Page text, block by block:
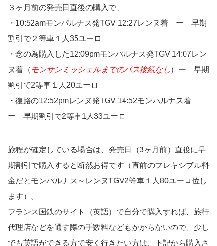
３ヶ月前の発売日直後の購入で、
・10:52amモンパルナス発TGV 12:27レンヌ着 ー 早期
割引で２等車１人35ユーロ
・念の為購入した12:09pmモンパルナス発TGV 14:07レン
ヌ着（ モンサンミッシェルまでのバス接続なし ）ー 早期
割引で2等車１人20ユーロ
・復路の12:52pmレンヌ発TGV 14:52モンパルナス着
ー 早期割引で2等車1人33ユーロ
旅程が確定している場合は、発売日（3ヶ月前）直後に早
期割引で購入すると断然お得です（直前のフレキシブル料
金だとモンパルナス～レンヌTGV2等車１人80ユーロ位し
ます）。
フランス国鉄のサイト（英語）で自分で購入すれば、旅行
代理店などを通す際の手数料などもかからないので、少し
でも英語ができる方で安く行きたい方は、下記から購入さ